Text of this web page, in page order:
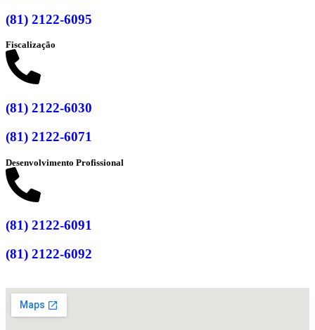
(81) 2122-6095
Fiscalização
(81) 2122-6030
(81) 2122-6071
Desenvolvimento Profissional
(81) 2122-6091
(81) 2122-6092